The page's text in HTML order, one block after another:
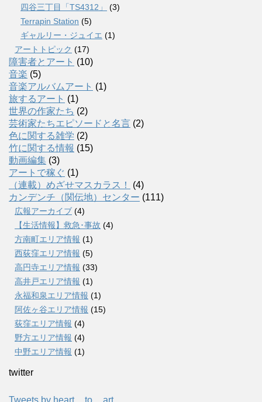
四谷三丁目「TS4312」
(3)
Terrapin Station (5)
ギャルリー・ジュイエ (1)
アートトピック (17)
障害者とアート (10)
音楽 (5)
音楽アルバムアート (1)
旅するアート (1)
世界の作家たち (2)
芸術家たちエピソードと名言 (2)
色に関する雑学 (2)
竹に関する情報 (15)
動画編集 (3)
アートで稼ぐ (1)
（連載）めざせマスカラス！
(4)
カンデンチ（関伝地）センター (111)
広報アーカイブ (4)
【生活情報】救急･事故 (4)
方南町エリア情報 (1)
西荻窪エリア情報 (5)
高円寺エリア情報 (33)
高井戸エリア情報 (1)
永福和泉エリア情報 (1)
阿佐ヶ谷エリア情報 (15)
荻窪エリア情報 (4)
野方エリア情報 (4)
中野エリア情報 (1)
twitter
Tweets by heart__to__art